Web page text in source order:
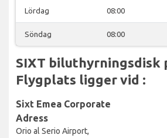
Lördag 08:00
Söndag 08:00
SIXT biluthyrningsdisk
Flygplats ligger vid :
Sixt Emea Corporate
Adress
Orio al Serio Airport,